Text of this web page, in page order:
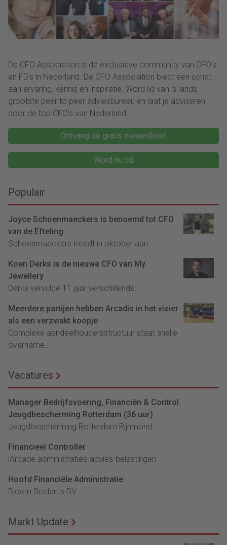
De CFO Association is dé exclusieve community van CFO's
en FD's in Nederland. De CFO Association biedt een schat
aan ervaring, kennis en inspiratie. Word lid van ‘s lands
grootste peer to peer adviesbureau en laat je adviseren
door de top CFO's van Nederland.
Ontvang de gratis nieuwsbrief
Word nu lid
Populair
Joyce Schoenmaeckers is benoemd tot CFO
van de Efteling
Schoenmaeckers treedt in oktober aan....
Koen Derks is de nieuwe CFO van My
Jewellery
Derks vervulde 11 jaar verschillende...
Meerdere partijen hebben Arcadis in het vizier
als een verzwakt koopje
Complexe aandeelhoudersstructuur staat snelle
overname...
Vacatures
Manager Bedrijfsvoering, Financiën & Control
Jeugdbescherming Rotterdam (36 uur)
Jeugdbescherming Rotterdam Rijnmond
Financieel Controller
lArcade administraties-advies-belastingen
Hoofd Financiële Administratie
Bloem Sealants BV
Markt Update